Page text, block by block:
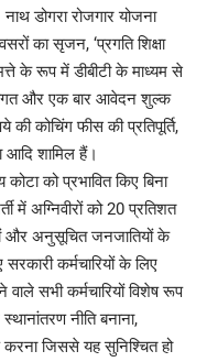
डोगरा रोजगार योजना
का सृजन, ‘प्रगति शिक्षा
के रूप में डीबीटी के माध्यम से
लागत और एक बार आवेदन शुल्क
की कोचिंग फीस की प्रतिपूर्ति,
शामिल हैं।
को प्रभावित किए बिना
में अग्निवीरों को 20 प्रतिशत
और अनुसूचित जनजातियों के
कर्मचारियों के लिए
वाले सभी कर्मचारियों विशेष रूप
नीति बनाना,
करना जिससे यह सुनिश्चित हो